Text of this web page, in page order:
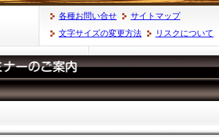
各種お問い合せ
サイトマップ
文字サイズの変更方法
リスクについて